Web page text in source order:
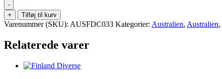
-
Australien
Frimærke
antal
+ Tilføj til kurv
Varenummer (SKU): AUSFDC033 Kategorier: Australien, Australien,
Relaterede varer